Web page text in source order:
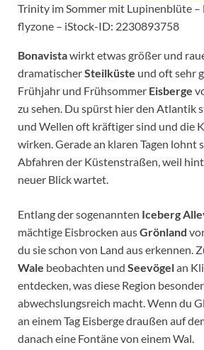
Trinity im Sommer mit Lupinenblüte –
flyzone – iStock-ID: 2230893758
Bonavistawirkt etwas größer und
dramatischerSteilküste und oft sehr
Frühjahr und Frühsommer Eisberge
zu sehen. Du spürst hier den Atlantik
und Wellen oft kräftiger sind und die
wirken. Gerade an klaren Tagen lohnt
Abfahren der Küstenstraßen, weil
neuer Blick wartet.
Entlang der sogenannten Iceberg
mächtige Eisbrocken ausGrönland
du sie schon von Land aus erkennen.
Wale beobachten und Seevögelan
entdecken, was diese Region
abwechslungsreich macht. Wenn du
an einem Tag Eisberge draußen auf
danach eine Fontäne von einem Wal.